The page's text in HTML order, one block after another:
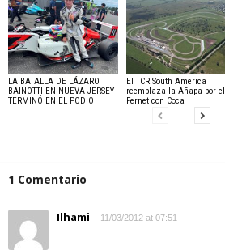
LA BATALLA DE LÁZARO
BAINOTTI EN NUEVA JERSEY
TERMINÓ EN EL PODIO
El TCR South America
reemplaza la Añapa por el
Fernet con Coca
1 Comentario
Ilhami 11/03/2012 at 07:51